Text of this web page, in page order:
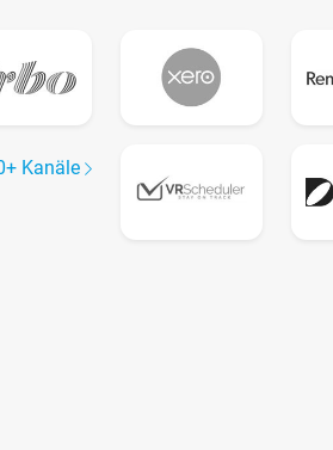
Kanäle